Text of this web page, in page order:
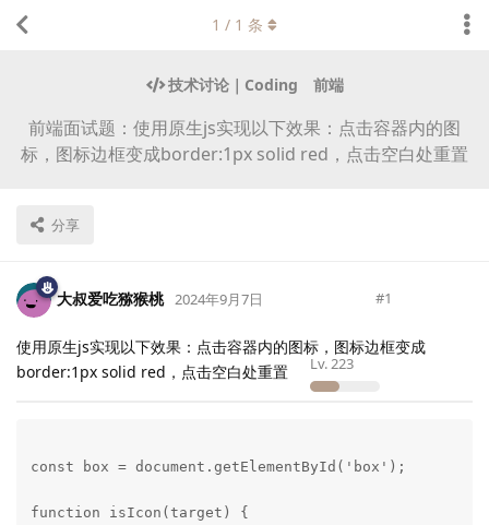
技术讨论｜Coding 前端
前端面试题：使用原生js实现以下效果：点击容器内的图
标，图标边框变成border:1px solid red，点击空白处重置
分享
1 / 1 条
大叔爱吃猕猴桃
Lv.223
2024年9月7日 #1
使用原生js实现以下效果：点击容器内的图标，图标边框变成
border:1px solid red，点击空白处重置
const box = document.getElementById('box');
function isIcon(target) {